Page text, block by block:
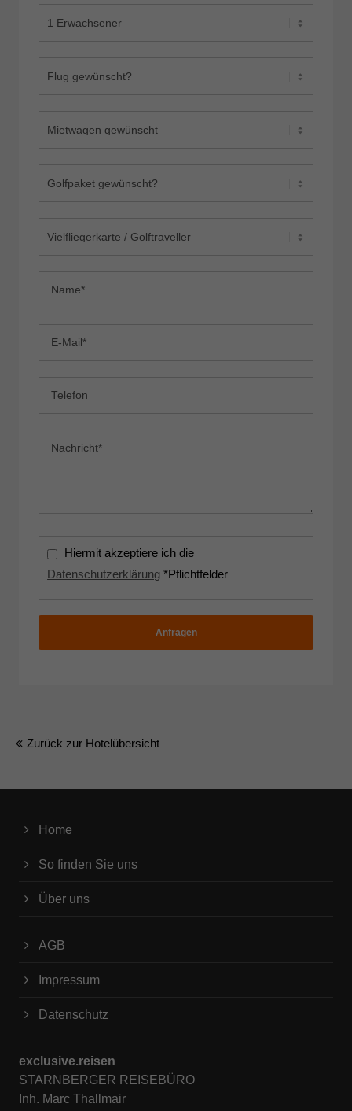
Hiermit akzeptiere ich die
Datenschutzerklärung *Pflichtfelder
Anfragen
Zurück zur Hotelübersicht
Home
So finden Sie uns
Über uns
AGB
Impressum
Datenschutz
exclusive.reisen
STARNBERGER REISEBÜRO
Inh. Marc Thallmair